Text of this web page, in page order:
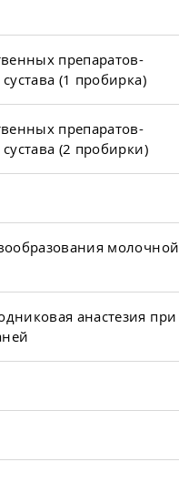
препаратов-
(1 пробирка)
препаратов-
(2 пробирки)
молочной
анастезия при